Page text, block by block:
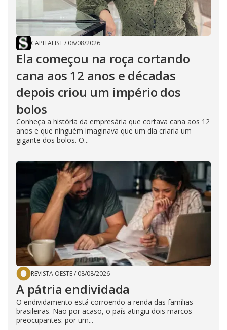
CAPITALIST/ 08/08/2026
Ela começou na roça cortando
cana aos 12 anos e décadas
depois criou um império dos
bolos
Conheça a história da empresária que cortava cana aos 12
anos e que ninguém imaginava que um dia criaria um
gigante dos bolos. O...
REVISTA OESTE/ 08/08/2026
A pátria endividada
O endividamento está corroendo a renda das famílias
brasileiras. Não por acaso, o país atingiu dois marcos
preocupantes: por um...